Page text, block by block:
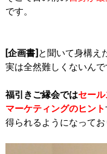
です。
[企画書]と聞いて身構え
実は全然難しくないん
福引きご縁会ではセー
マーケティングのヒント
得られるようになってお